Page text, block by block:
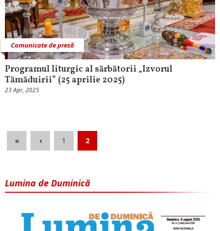
Comunicate de presă
Programul liturgic al sărbătorii „Izvorul
Tămăduirii” (25 aprilie 2025)
23 Apr, 2025
« ‹ 1 2
Lumina de Duminică